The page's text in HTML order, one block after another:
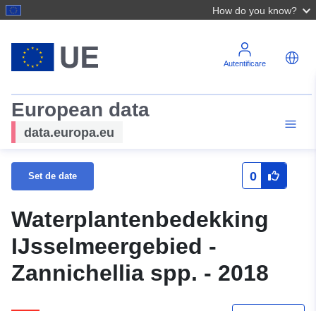
How do you know?
Autentificare
European data
data.europa.eu
Set de date 0
Waterplantenbedekking
IJsselmeergebied -
Zannichellia spp. - 2018